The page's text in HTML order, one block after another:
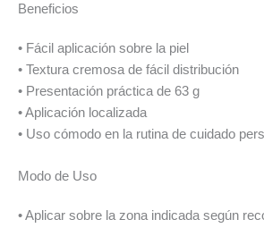
Beneficios
• Fácil aplicación sobre la piel
• Textura cremosa de fácil distribución
• Presentación práctica de 63 g
• Aplicación localizada
• Uso cómodo en la rutina de cuidado
Modo de Uso
• Aplicar sobre la zona indicada según